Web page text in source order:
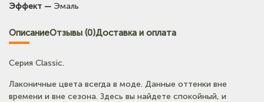
Тел: +7-964-603-4984
Тел: +7-903-947-9492
Эффект — Эмаль
ОписаниеОтзывы (0)Доставка и оплата
Серия Classic.
Лаконичные цвета всегда в моде. Данные оттенки вне
времени и вне сезона. Здесь вы найдете спокойный, и